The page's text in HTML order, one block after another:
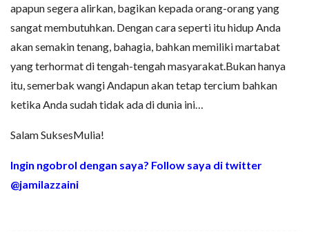
apapun segera alirkan, bagikan kepada orang-orang yang
sangat membutuhkan. Dengan cara seperti itu hidup Anda
akan semakin tenang, bahagia, bahkan memiliki martabat
yang terhormat di tengah-tengah masyarakat.Bukan hanya
itu, semerbak wangi Andapun akan tetap tercium bahkan
ketika Anda sudah tidak ada di dunia ini…
Salam SuksesMulia!
Ingin ngobrol dengan saya? Follow saya di twitter
@jamilazzaini